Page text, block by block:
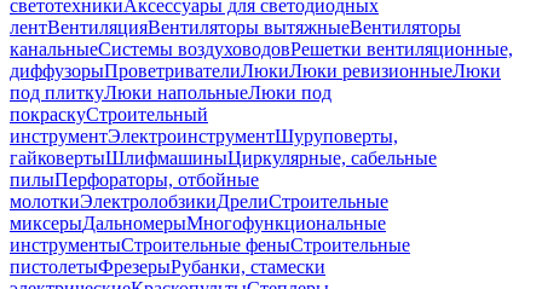
светотехникиАксессуары для светодиодных
лентВентиляцияВентиляторы вытяжныеВентиляторы
канальныеСистемы воздуховодовРешетки вентиляционные,
диффузорыПроветривателиЛюкиЛюки ревизионныеЛюки
под плиткуЛюки напольныеЛюки под
покраскуСтроительный
инструментЭлектроинструментШуруповерты,
гайковертыШлифмашиныЦиркулярные, сабельные
пилыПерфораторы, отбойные
молоткиЭлектролобзикиДрелиСтроительные
миксерыДальномерыМногофункциональные
инструментыСтроительные феныСтроительные
пистолетыФрезерыРубанки, стамески